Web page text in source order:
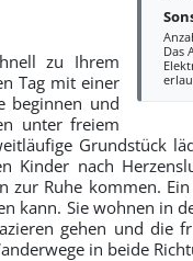
Das
zu Ihrem
Tag mit einer
beginnen und
unter freiem
Grundstück
Kinder nach
zur Ruhe kommen.
kann. Sie wohnen in
gehen und die
in beide